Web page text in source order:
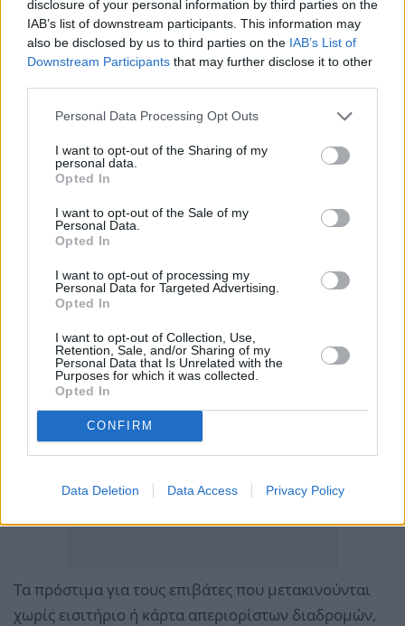
disclosure of your personal information by third parties on the
IAB’s list of downstream participants. This information may
also be disclosed by us to third parties on the IAB’s List of
Downstream Participants that may further disclose it to other
Personal Data Processing Opt Outs
I want to opt-out of the Sharing of my
personal data.
Opted In
I want to opt-out of the Sale of my
Personal Data.
Opted In
I want to opt-out of processing my
Personal Data for Targeted Advertising.
Opted In
I want to opt-out of Collection, Use,
Retention, Sale, and/or Sharing of my
Personal Data that Is Unrelated with the
Purposes for which it was collected.
Opted In
CONFIRM
Data Deletion Data Access Privacy Policy
Τα πρόστιμα για τους επιβάτες που μετακινούνται
χωρίς εισιτήριο ή κάρτα απεριορίστων διαδρομών,